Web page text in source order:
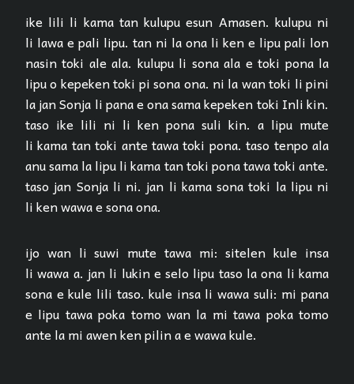
ike lili li kama tan kulupu esun Amasen. kulupu ni
li lawa e pali lipu. tan ni la ona li ken e lipu pali lon
nasin toki ale ala. kulupu li sona ala e toki pona la
lipu o kepeken toki pi sona ona. ni la wan toki li pini
la jan Sonja li pana e ona sama kepeken toki Inli kin.
taso ike lili ni li ken pona suli kin. a lipu mute
li kama tan toki ante tawa toki pona. taso tenpo ala
anu sama la lipu li kama tan toki pona tawa toki ante.
taso jan Sonja li ni. jan li kama sona toki la lipu ni
li ken wawa e sona ona.
ijo wan li suwi mute tawa mi: sitelen kule insa
li wawa a. jan li lukin e selo lipu taso la ona li kama
sona e kule lili taso. kule insa li wawa suli: mi pana
e lipu tawa poka tomo wan la mi tawa poka tomo
ante la mi awen ken pilin a e wawa kule.